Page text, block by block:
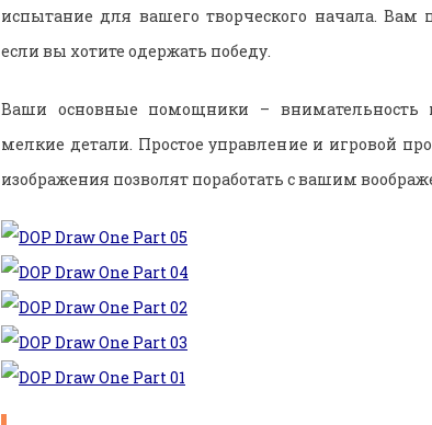
испытание для вашего творческого начала. Вам
если вы хотите одержать победу.
Ваши основные помощники – внимательность и
мелкие детали. Простое управление и игровой
изображения позволят поработать с вашим